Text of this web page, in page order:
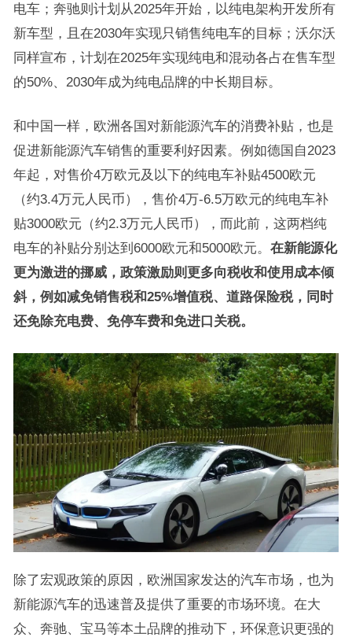
电车；奔驰则计划从2025年开始，以纯电架构开发所有
新车型，且在2030年实现只销售纯电车的目标；沃尔沃
同样宣布，计划在2025年实现纯电和混动各占在售车型
的50%、2030年成为纯电品牌的中长期目标。
和中国一样，欧洲各国对新能源汽车的消费补贴，也是
促进新能源汽车销售的重要利好因素。例如德国自2023
年起，对售价4万欧元及以下的纯电车补贴4500欧元
（约3.4万元人民币），售价4万-6.5万欧元的纯电车补
贴3000欧元（约2.3万元人民币），而此前，这两档纯
电车的补贴分别达到6000欧元和5000欧元。 在新能源化
更为激进的挪威，政策激励则更多向税收和使用成本倾
斜，例如减免销售税和25%增值税、道路保险税，同时
还免除充电费、免停车费和免进口关税。
除了宏观政策的原因，欧洲国家发达的汽车市场，也为
新能源汽车的迅速普及提供了重要的市场环境。在大
众、奔驰、宝马等本土品牌的推动下，环保意识更强的